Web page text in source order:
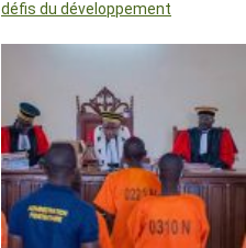
défis du développement